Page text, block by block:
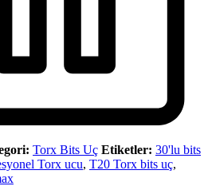
Torx Bits Uç Etiketler: 30'lu bits
Torx ucu, T20 Torx bits uç,